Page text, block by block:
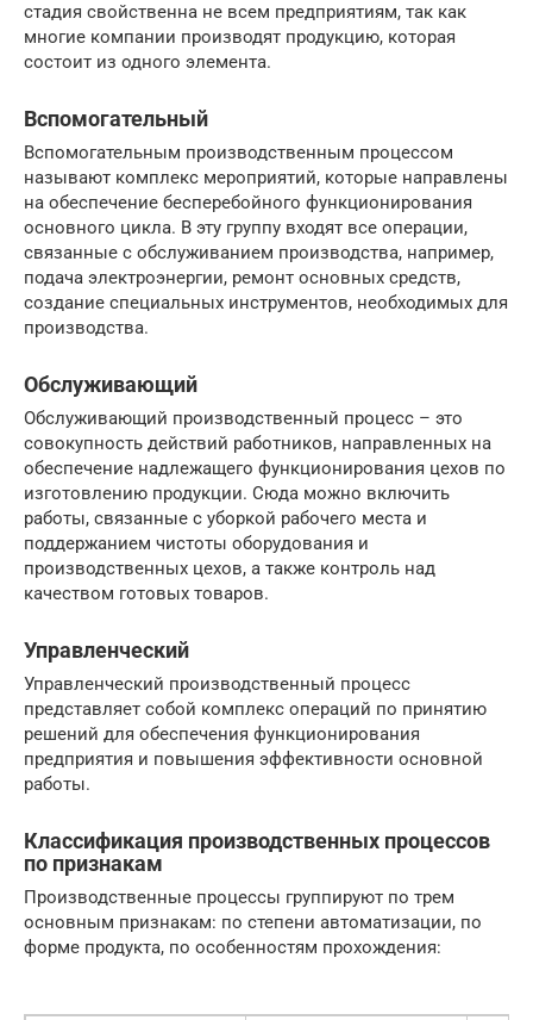
стадия свойственна не всем предприятиям, так как
многие компании производят продукцию, которая
состоит из одного элемента.
Вспомогательный
Вспомогательным производственным процессом
называют комплекс мероприятий, которые направлены
на обеспечение бесперебойного функционирования
основного цикла. В эту группу входят все операции,
связанные с обслуживанием производства, например,
подача электроэнергии, ремонт основных средств,
создание специальных инструментов, необходимых для
производства.
Обслуживающий
Обслуживающий производственный процесс – это
совокупность действий работников, направленных на
обеспечение надлежащего функционирования цехов по
изготовлению продукции. Сюда можно включить
работы, связанные с уборкой рабочего места и
поддержанием чистоты оборудования и
производственных цехов, а также контроль над
качеством готовых товаров.
Управленческий
Управленческий производственный процесс
представляет собой комплекс операций по принятию
решений для обеспечения функционирования
предприятия и повышения эффективности основной
работы.
Классификация производственных процессов
по признакам
Производственные процессы группируют по трем
основным признакам: по степени автоматизации, по
форме продукта, по особенностям прохождения: